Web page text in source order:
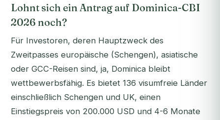
Lohnt sich ein Antrag auf Dominica-CBI
2026 noch?
Für Investoren, deren Hauptzweck des
Zweitpasses europäische (Schengen), asiatische
oder GCC-Reisen sind, ja, Dominica bleibt
wettbewerbsfähig. Es bietet 136 visumfreie Länder
einschließlich Schengen und UK, einen
Einstiegspreis von 200.000 USD und 4-6 Monate